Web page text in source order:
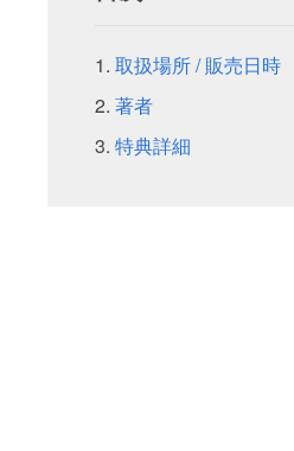
取扱場所 / 販売日時
著者
特典詳細